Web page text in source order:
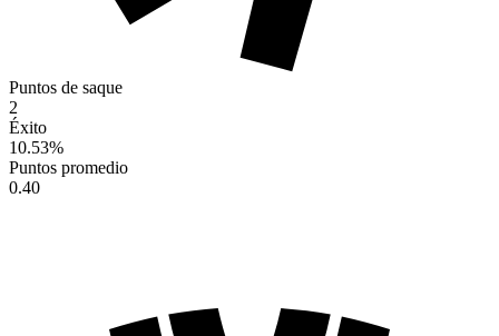
Puntos de saque
2
Éxito
10.53%
Puntos promedio
0.40